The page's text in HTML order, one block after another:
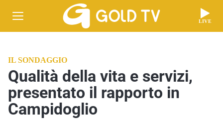
LIVE
IL SONDAGGIO
Qualità della vita e servizi,
presentato il rapporto in
Campidoglio